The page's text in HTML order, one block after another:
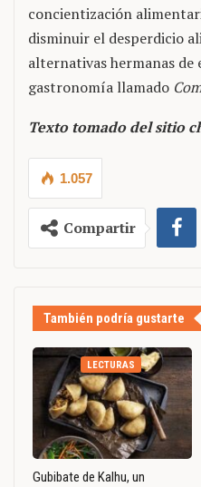
concientización
disminuir el desperdicio
alternativas hermanas de
gastronomía llamado
Texto tomado del sitio
1.057
Compartir
También podría gustarte
LECTURAS
Gubibate de Kalhu, un